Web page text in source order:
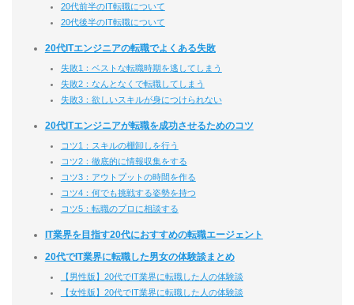
20代前半のIT転職について
20代後半のIT転職について
20代ITエンジニアの転職でよくある失敗
失敗1：ベストな転職時期を逃してしまう
失敗2：なんとなくで転職してしまう
失敗3：欲しいスキルが身につけられない
20代ITエンジニアが転職を成功させるためのコツ
コツ1：スキルの棚卸しを行う
コツ2：徹底的に情報収集をする
コツ3：アウトプットの時間を作る
コツ4：何でも挑戦する姿勢を持つ
コツ5：転職のプロに相談する
IT業界を目指す20代におすすめの転職エージェント
20代でIT業界に転職した男女の体験談まとめ
【男性版】20代でIT業界に転職した人の体験談
【女性版】20代でIT業界に転職した人の体験談